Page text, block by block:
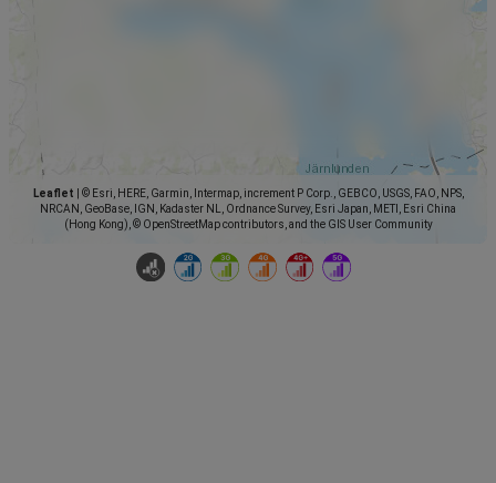
Leaflet
© Esri, HERE, Garmin, Intermap, increment P Corp., GEBCO, USGS, FAO, NPS,
NRCAN, GeoBase, IGN, Kadaster NL, Ordnance Survey, Esri Japan, METI, Esri China
(Hong Kong), © OpenStreetMap contributors, and the GIS User Community